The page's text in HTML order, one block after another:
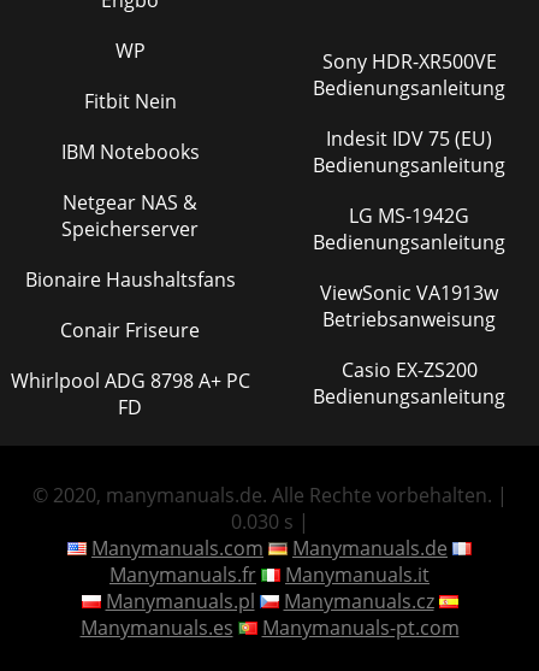
WP
Fitbit Nein
IBM Notebooks
Netgear NAS &
Speicherserver
Bionaire Haushaltsfans
Conair Friseure
Whirlpool ADG 8798 A+ PC
FD
Sony HDR-XR500VE
Bedienungsanleitung
Indesit IDV 75 (EU)
Bedienungsanleitung
LG MS-1942G
Bedienungsanleitung
ViewSonic VA1913w
Betriebsanweisung
Casio EX-ZS200
Bedienungsanleitung
© 2020, manymanuals.de. Alle Rechte vorbehalten. |
0.030 s |
Manymanuals.com
Manymanuals.de
Manymanuals.fr
Manymanuals.it
Manymanuals.pl
Manymanuals.cz
Manymanuals.es
Manymanuals-pt.com